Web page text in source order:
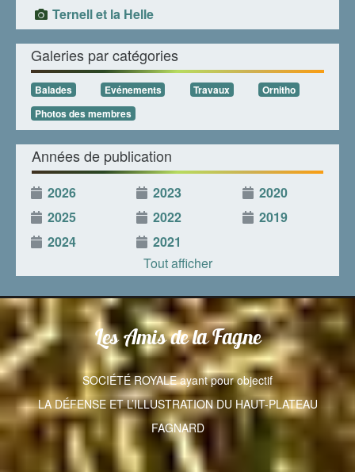
Ternell et la Helle
Galeries par catégories
Balades Evénements Travaux
Ornitho
Photos des membres
Années de publication
2026
2025
2024
2023
2022
2021
2020
2019
Tout afficher
Les Amis de la Fagne
SOCIÉTÉ ROYALE ayant pour objectif
LA DÉFENSE ET L’ILLUSTRATION DU HAUT-PLATEAU
FAGNARD